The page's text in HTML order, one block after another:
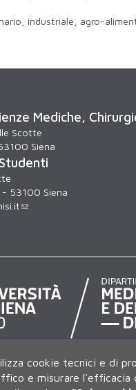
industriale, agro-
Mediche,
Scotte
Siena
- 53100 Siena
cookie tecnici e di
e misurare